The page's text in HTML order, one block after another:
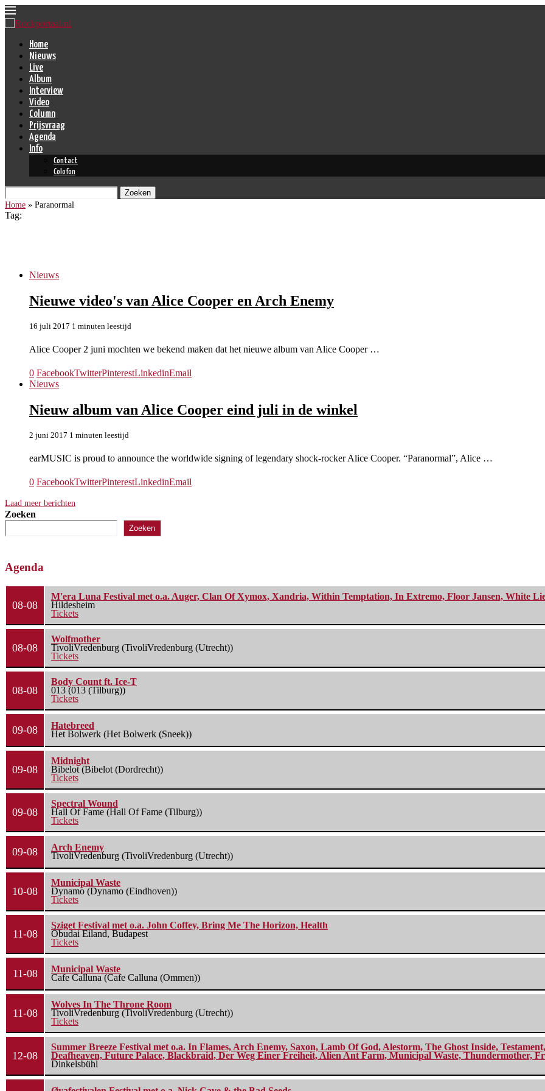
Home
Nieuws
Live
Album
Interview
Video
Column
Prijsvraag
Agenda
Info
Contact
Colofon
Zoeken
Home » Paranormal
Tag:
Nieuws
Nieuwe video's van Alice Cooper en Arch Enemy
16 juli 2017 1 minuten leestijd
Alice Cooper 2 juni mochten we bekend maken dat het nieuwe album van Alice Cooper …
0 FacebookTwitterPinterestLinkedinEmail
Nieuws
Nieuw album van Alice Cooper eind juli in de winkel
2 juni 2017 1 minuten leestijd
earMUSIC is proud to announce the worldwide signing of legendary shock-rocker Alice Cooper. “Paranormal”, Alice …
0 FacebookTwitterPinterestLinkedinEmail
Laad meer berichten
Zoeken
Zoeken
Agenda
08-08
M'era Luna Festival met o.a. Auger, Clan Of Xymox, Xandria, Within Temptation, In Extremo, Floor Jansen, White
Hildesheim
Tickets
08-08
Wolfmother
TivoliVredenburg (TivoliVredenburg (Utrecht))
Tickets
08-08
Body Count ft. Ice-T
013 (013 (Tilburg))
Tickets
09-08
Hatebreed
Het Bolwerk (Het Bolwerk (Sneek))
09-08
Midnight
Bibelot (Bibelot (Dordrecht))
Tickets
09-08
Spectral Wound
Hall Of Fame (Hall Of Fame (Tilburg))
Tickets
09-08
Arch Enemy
TivoliVredenburg (TivoliVredenburg (Utrecht))
10-08
Municipal Waste
Dynamo (Dynamo (Eindhoven))
Tickets
11-08
Sziget Festival met o.a. John Coffey, Bring Me The Horizon, Health
Óbudai Eiland, Budapest
Tickets
11-08
Municipal Waste
Cafe Calluna (Cafe Calluna (Ommen))
11-08
Wolves In The Throne Room
TivoliVredenburg (TivoliVredenburg (Utrecht))
Tickets
12-08
Summer Breeze Festival met o.a. In Flames, Arch Enemy, Saxon, Lamb Of God, Alestorm, The Ghost Inside,
Deafheaven, Future Palace, Blackbraid, Der Weg Einer Freiheit, Alien Ant Farm, Municipal Waste, Thundermother,
Dinkelsbühl